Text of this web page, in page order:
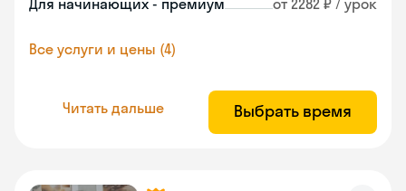
Для начинающих - премиум от 2282 ₽ / урок
Все услуги и цены (4)
Читать дальше Выбрать время